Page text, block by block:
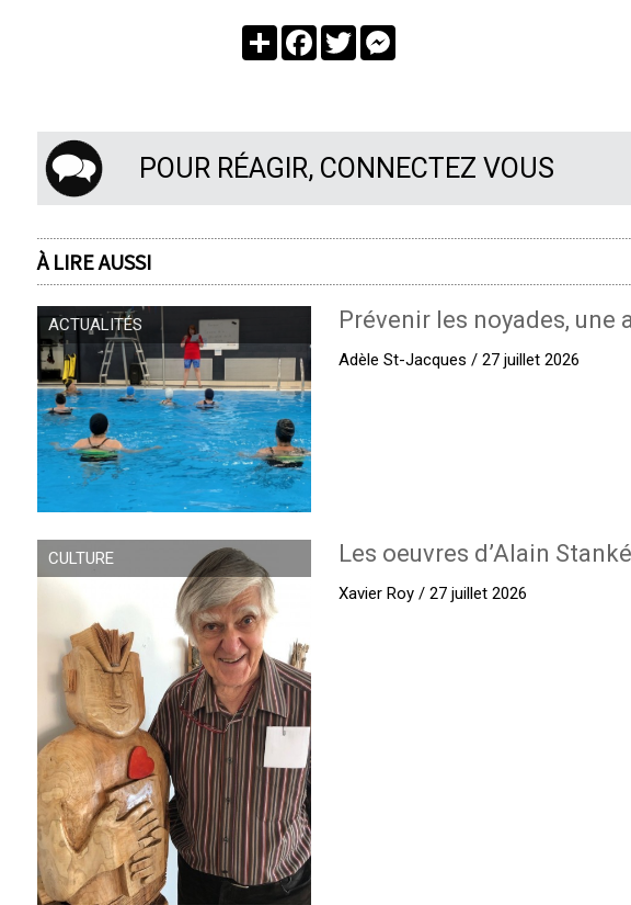
PartagerFacebook
TwitterMessenger
POUR RÉAGIR, CONNECTEZ VOUS
À LIRE AUSSI
ACTUALITÉS Prévenir les noyades, une
Adèle St-Jacques / 27 juillet 2026
CULTURE Les oeuvres d’Alain
Xavier Roy / 27 juillet 2026